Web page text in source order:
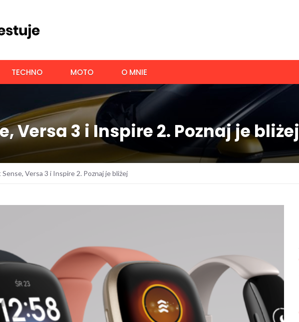
TECHNO MOTO O MNIE
Versa 3 i Inspire 2. Poznaj je bliżej
Versa 3 i Inspire 2. Poznaj je bliżej